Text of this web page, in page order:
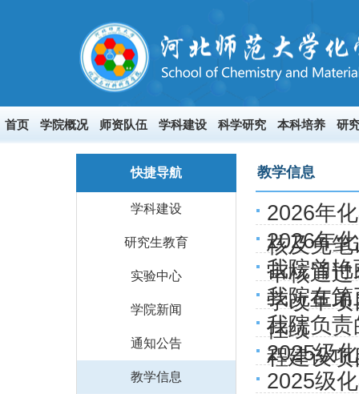
首页 学院概况 师资队伍 学科建设 科学研究 本科培养 研
快捷导航
学科建设
研究生教育
实验中心
学院新闻
通知公告
教学信息
教学信息
2026年
核及免
2026年
审核通过
我院曾
学改革
我院在
佳绩
我院负
程建设
2025级
2025级